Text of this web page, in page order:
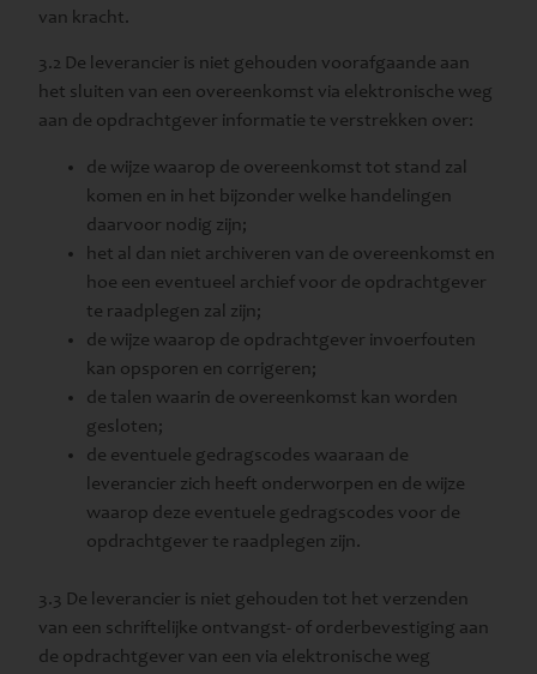
van kracht.
3.2 De leverancier is niet gehouden voorafgaande aan
het sluiten van een overeenkomst via elektronische weg
aan de opdrachtgever informatie te verstrekken over:
de wijze waarop de overeenkomst tot stand zal
komen en in het bijzonder welke handelingen
daarvoor nodig zijn;
het al dan niet archiveren van de overeenkomst en
hoe een eventueel archief voor de opdrachtgever
te raadplegen zal zijn;
de wijze waarop de opdrachtgever invoerfouten
kan opsporen en corrigeren;
de talen waarin de overeenkomst kan worden
gesloten;
de eventuele gedragscodes waaraan de
leverancier zich heeft onderworpen en de wijze
waarop deze eventuele gedragscodes voor de
opdrachtgever te raadplegen zijn.
3.3 De leverancier is niet gehouden tot het verzenden
van een schriftelijke ontvangst- of orderbevestiging aan
de opdrachtgever van een via elektronische weg